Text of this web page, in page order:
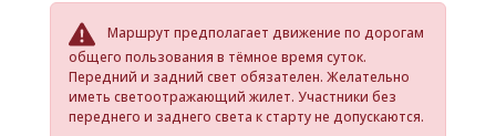
Маршрут предполагает движение по дорогам
общего пользования в тёмное время суток.
Передний и задний свет обязателен. Желательно
иметь светоотражающий жилет. Участники без
переднего и заднего света к старту не допускаются.